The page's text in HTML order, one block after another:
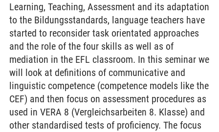
Learning, Teaching, Assessment and its adaptation
to the Bildungsstandards, language teachers have
started to reconsider task orientated approaches
and the role of the four skills as well as of
mediation in the EFL classroom. In this seminar we
will look at definitions of communicative and
linguistic competence (competence models like the
CEF) and then focus on assessment procedures as
used in VERA 8 (Vergleichsarbeiten 8. Klasse) and
other standardised tests of proficiency. The focus